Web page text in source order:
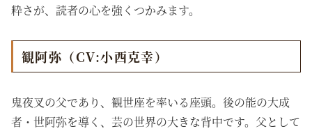
粋さが、読者の心を強くつかみます。
観阿弥（CV:小西克幸）
鬼夜叉の父であり、観世座を率いる座頭。後の能の大成
者・世阿弥を導く、芸の世界の大きな背中です。父として